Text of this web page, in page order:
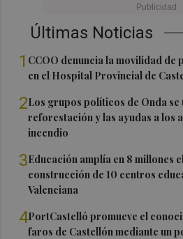
Últimas Noticias
1 CCOO denuncia la movilidad de
en el Hospital Provincial de
2Los grupos políticos de Onda se
reforestación y las ayudas a los
incendio
3Educación amplía en 8 millones
construcción de 10 centros
Valenciana
4PortCastelló promueve el
faros de Castellón mediante un